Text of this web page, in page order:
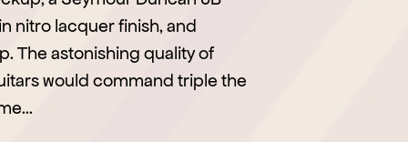
nitro lacquer finish, and
The astonishing quality of
would command triple the